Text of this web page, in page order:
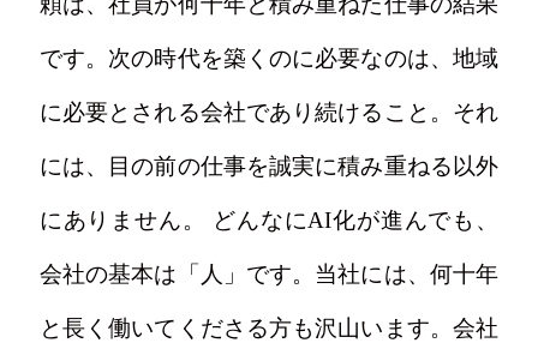
です。次の時代を築くのに必要なのは、地域
に必要とされる会社であり続けること。それ
には、目の前の仕事を誠実に積み重ねる以外
にありません。 どんなにAI化が進んでも、
会社の基本は「人」です。当社には、何十年
と長く働いてくださる方も沢山います。会社